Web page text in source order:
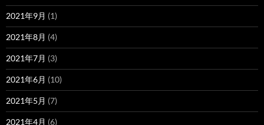
2021年9月 (1)
2021年8月 (4)
2021年7月 (3)
2021年6月 (10)
2021年5月 (7)
2021年4月 (6)